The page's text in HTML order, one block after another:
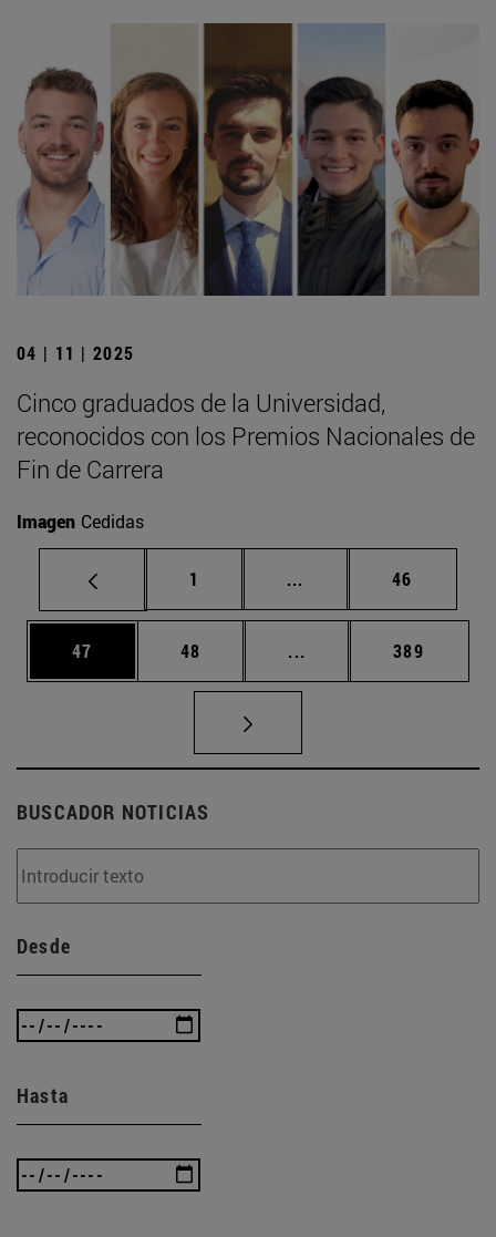
04 | 11 | 2025
Cinco graduados de la Universidad,
reconocidos con los Premios Nacionales de
Fin de Carrera
Imagen Cedidas
Página
1 ... Páginas intermedias
Página
46
Página
47 Página
48 ... Páginas intermedias
Página
389
BUSCADOR NOTICIAS
Desde
Hasta